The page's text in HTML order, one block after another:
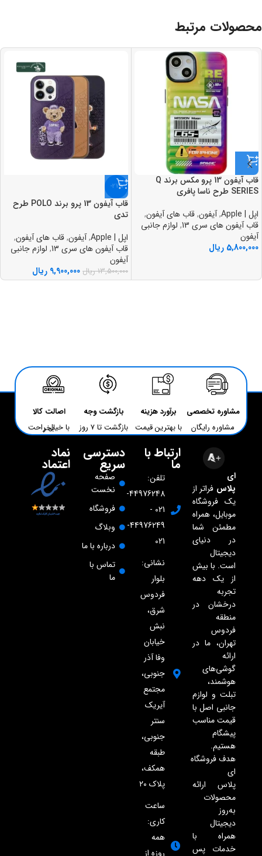
محصولات مرتبط
قاب آيفون 13 پرو مکس برند Q
SERIES طرح ناسا پافري
اپل | Apple
,آیفون,قاب های آیفون,
قاب آیفون های سری 13
, لوازم جانبی
آیفون
5,800,000 ریال
-27%
قاب آيفون 13 پرو برند POLO طرح
تدی
اپل | Apple
,آیفون,قاب های آیفون,
قاب آیفون های سری 13
, لوازم جانبی
آیفون
13,500,000 ریال 9,900,000 ریال
مشاوره تخصصی
مشاوره رایگان
برآورد هزینه
با بهترین قیمت
بازگشت وجه
بازگشت تا 7 روز
اصالت کالا
با خیال راحت بخر
ای
پلاس فراتر از
یک فروشگاه
موبایل، همراه
مطمئن شما
در دنیای
دیجیتال
است. با بیش
از یک دهه
تجربه
درخشان در
منطقه
فردوس
تهران، ما در
ارائه
گوشی‌های
هوشمند،
تبلت و لوازم
جانبی اصل با
قیمت مناسب
پیشگام
هستیم.
هدف فروشگاه
ای
پلاس ارائه
محصولات
به‌روز
دیجیتال
همراه با
خدمات پس
ارتباط با
ما
تلفن:
44976248-
021 -
44976249-
021
نشانی:
بلوار
فردوس
شرق،
نبش
خیابان
وفا آذر
جنوبی،
مجتمع
آیریک
سنتر
جنوبی،
طبقه
همکف،
پلاک ۲۰
ساعت
کاری:
همه
روزه از
دسترسی
سریع
صفحه
نخست
فروشگاه
وبلاگ
درباره با ما
تماس با
ما
نماد
اعتماد